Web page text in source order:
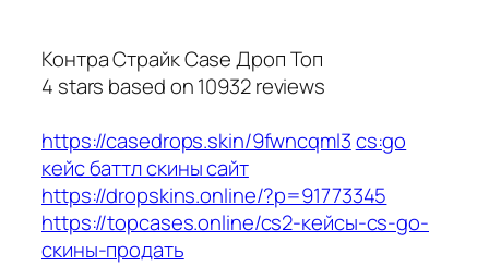
Контра Страйк Case Дроп Топ
4 stars based on10932reviews
https://casedrops.skin/9fwncqml3cs:go
кейс баттл скины сайт
https://dropskins.online/?p=91773345
https://topcases.online/cs2-кейсы-cs-go-
скины-продать